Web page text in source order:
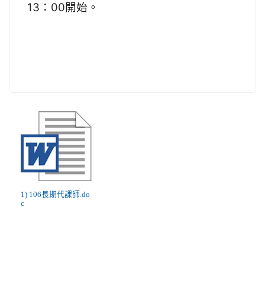
13 ： 00開始。
1) 106長期代課師.do
c